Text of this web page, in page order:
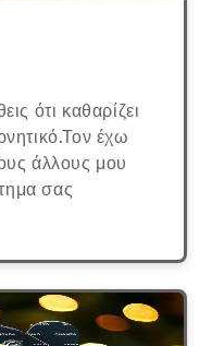
ότι καθαρίζει
έχω
άλλους μου
σας